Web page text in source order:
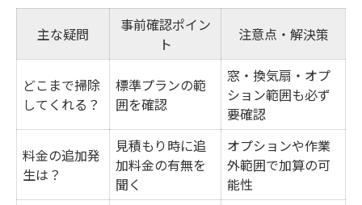
主な疑問
事前確認ポイン
ト
注意点・解決策
どこまで掃除
してくれる？
標準プランの範
囲を確認
窓・換気扇・オプ
ション範囲も必ず
要確認
料金の追加発
生は？
見積もり時に追
加料金の有無を
聞く
オプションや作業
外範囲で加算の可
能性